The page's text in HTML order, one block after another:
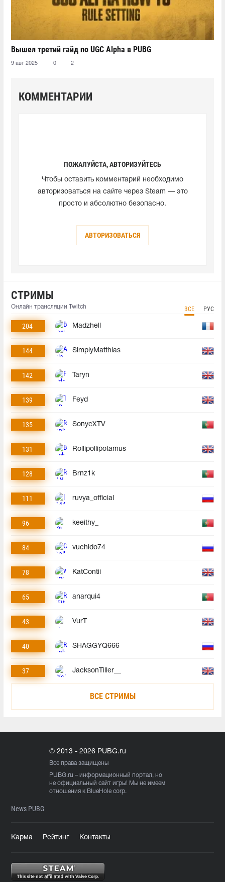
Вышел третий гайд по UGC Alpha в PUBG
9 авг 2025 0 2
КОММЕНТАРИИ
ПОЖАЛУЙСТА, АВТОРИЗУЙТЕСЬ
Чтобы оставить комментарий необходимо
авторизоваться на сайте через Steam — это
просто и абсолютно безопасно.
АВТОРИЗОВАТЬСЯ
СТРИМЫ
Онлайн трансляции Twitch ВСЕ РУС
204 Madzhell
144 SimplyMatthias
142 Taryn
139 Feyd
135 SonycXTV
131 Rollipollipotamus
128 Brnz1k
111 ruvya_official
96 keeithy_
84 vuchido74
78 KatContii
65 anarqui4
43 VurT
40 SHAGGYQ666
37 JacksonTiller__
ВСЕ СТРИМЫ
© 2013 - 2026 PUBG.ru
Все права защищены
PUBG.ru – информационный портал, но
не официальный сайт игры! Мы не имеем
отношения к BlueHole corp.
News PUBG
Карма Рейтинг Контакты